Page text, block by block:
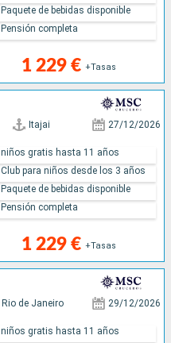
1 229 € +Tasas
Paquete de bebidas disponible
Pensión completa
Itajai 27/12/2026
1 229 € +Tasas
niños gratis hasta 11 años
Club para niños desde los 3 años
Paquete de bebidas disponible
Pensión completa
Rio de Janeiro 29/12/2026
niños gratis hasta 11 años